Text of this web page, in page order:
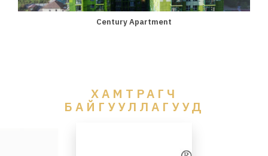
Century Apartment
ХАМТРАГЧ
БАЙГУУЛЛАГУУД